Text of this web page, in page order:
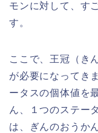
モンに対して、す
す。
ここで、王冠（き
が必要になってき
ータスの個体値を
ん、１つのステー
は、ぎんのおうか